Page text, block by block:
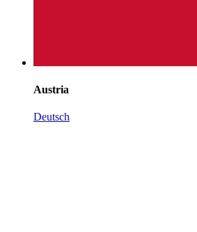
Austria
Deutsch